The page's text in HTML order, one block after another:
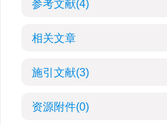
参考文献(4)
相关文章
施引文献(3)
资源附件(0)